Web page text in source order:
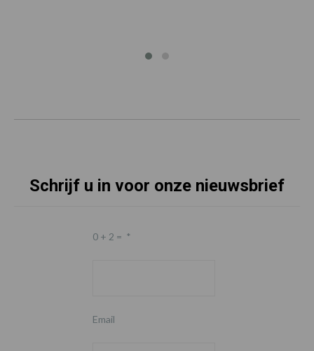
Schrijf u in voor onze nieuwsbrief
0 + 2 = *
Email